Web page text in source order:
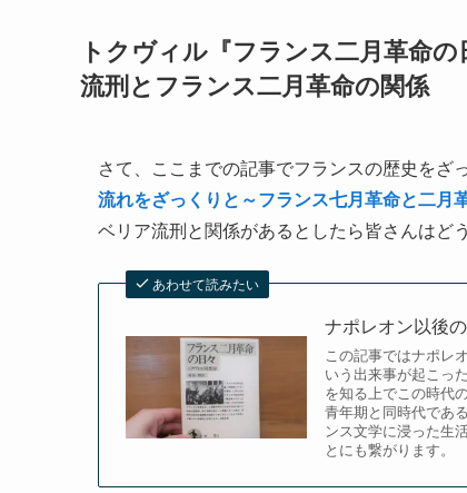
トクヴィル『フランス二月革命
流刑とフランス二月革命の関係
さて、ここまでの記事でフランスの歴史をざ
流れをざっくりと～フランス七月革命と二月革
ベリア流刑と関係があるとしたら皆さんはど
あわせて読みたい
ナポレオン以後
この記事ではナポレ
いう出来事が起こっ
を知る上でこの時代
青年期と同時代であ
ンス文学に浸った生
とにも繋がります。